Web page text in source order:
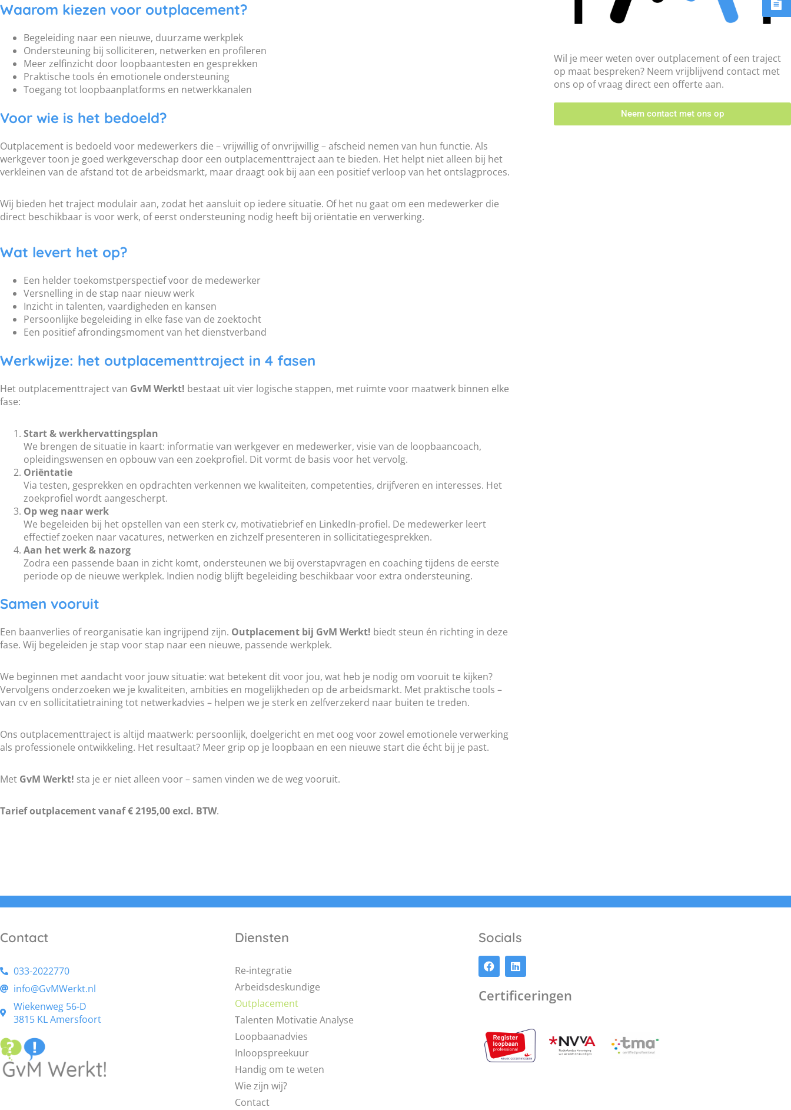
Waarom kiezen voor outplacement?
Begeleiding naar een nieuwe, duurzame werkplek
Ondersteuning bij solliciteren, netwerken en profileren
Meer zelfinzicht door loopbaantesten en gesprekken
Praktische tools én emotionele ondersteuning
Toegang tot loopbaanplatforms en netwerkkanalen
Voor wie is het bedoeld?
Outplacement is bedoeld voor medewerkers die – vrijwillig of onvrijwillig – afscheid nemen van hun functie. Als
werkgever toon je goed werkgeverschap door een outplacementtraject aan te bieden. Het helpt niet alleen bij het
verkleinen van de afstand tot de arbeidsmarkt, maar draagt ook bij aan een positief verloop van het ontslagproces.
Wij bieden het traject modulair aan, zodat het aansluit op iedere situatie. Of het nu gaat om een medewerker die
direct beschikbaar is voor werk, of eerst ondersteuning nodig heeft bij oriëntatie en verwerking.
Wat levert het op?
Een helder toekomstperspectief voor de medewerker
Versnelling in de stap naar nieuw werk
Inzicht in talenten, vaardigheden en kansen
Persoonlijke begeleiding in elke fase van de zoektocht
Een positief afrondingsmoment van het dienstverband
Werkwijze: het outplacementtraject in 4 fasen
Het outplacementtraject van GvM Werkt! bestaat uit vier logische stappen, met ruimte voor maatwerk binnen elke
fase:
Start & werkhervattingsplan
We brengen de situatie in kaart: informatie van werkgever en medewerker, visie van de loopbaancoach,
opleidingswensen en opbouw van een zoekprofiel. Dit vormt de basis voor het vervolg.
Oriëntatie
Via testen, gesprekken en opdrachten verkennen we kwaliteiten, competenties, drijfveren en interesses. Het
zoekprofiel wordt aangescherpt.
Op weg naar werk
We begeleiden bij het opstellen van een sterk cv, motivatiebrief en LinkedIn-profiel. De medewerker leert
effectief zoeken naar vacatures, netwerken en zichzelf presenteren in sollicitatiegesprekken.
Aan het werk & nazorg
Zodra een passende baan in zicht komt, ondersteunen we bij overstapvragen en coaching tijdens de eerste
periode op de nieuwe werkplek. Indien nodig blijft begeleiding beschikbaar voor extra ondersteuning.
Samen vooruit
Een baanverlies of reorganisatie kan ingrijpend zijn. Outplacement bij GvM Werkt! biedt steun én richting in deze
fase. Wij begeleiden je stap voor stap naar een nieuwe, passende werkplek.
We beginnen met aandacht voor jouw situatie: wat betekent dit voor jou, wat heb je nodig om vooruit te kijken?
Vervolgens onderzoeken we je kwaliteiten, ambities en mogelijkheden op de arbeidsmarkt. Met praktische tools –
van cv en sollicitatietraining tot netwerkadvies – helpen we je sterk en zelfverzekerd naar buiten te treden.
Ons outplacementtraject is altijd maatwerk: persoonlijk, doelgericht en met oog voor zowel emotionele verwerking
als professionele ontwikkeling. Het resultaat? Meer grip op je loopbaan en een nieuwe start die écht bij je past.
Met GvM Werkt! sta je er niet alleen voor – samen vinden we de weg vooruit.
Tarief outplacement vanaf € 2195,00 excl. BTW.
Wil je meer weten over outplacement of een traject
op maat bespreken? Neem vrijblijvend contact met
ons op of vraag direct een offerte aan.
Neem contact met ons op
Contact
033-2022770
info@GvMWerkt.nl
Wiekenweg 56-D
3815 KL Amersfoort
Diensten
Re-integratie
Arbeidsdeskundige
Outplacement
Talenten Motivatie Analyse
Loopbaanadvies
Inloopspreekuur
Handig om te weten
Wie zijn wij?
Contact
Socials
Certificeringen